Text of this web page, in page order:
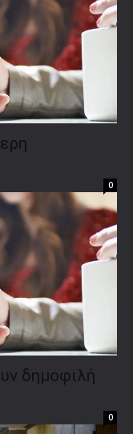
0
δημοφιλή
0